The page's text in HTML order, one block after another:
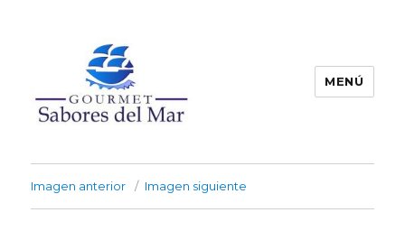
MENÚ
Imagen anterior Imagen siguiente